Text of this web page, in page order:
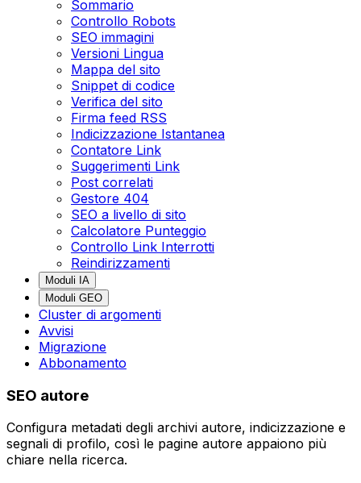
Sommario
Controllo Robots
SEO immagini
Versioni Lingua
Mappa del sito
Snippet di codice
Verifica del sito
Firma feed RSS
Indicizzazione Istantanea
Contatore Link
Suggerimenti Link
Post correlati
Gestore 404
SEO a livello di sito
Calcolatore Punteggio
Controllo Link Interrotti
Reindirizzamenti
Moduli IA
Moduli GEO
Cluster di argomenti
Avvisi
Migrazione
Abbonamento
SEO autore
Configura metadati degli archivi autore, indicizzazione e
segnali di profilo, così le pagine autore appaiono più
chiare nella ricerca.